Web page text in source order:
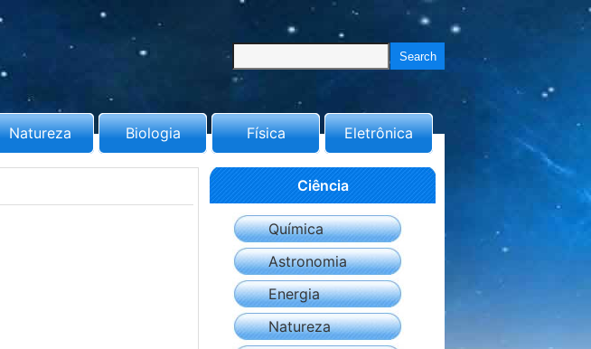
Natureza Biologia Física Eletrônica
Ciência
Química
Astronomia
Energia
Natureza